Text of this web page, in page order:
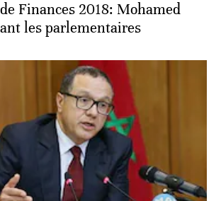
Finances 2018: Mohamed
les parlementaires